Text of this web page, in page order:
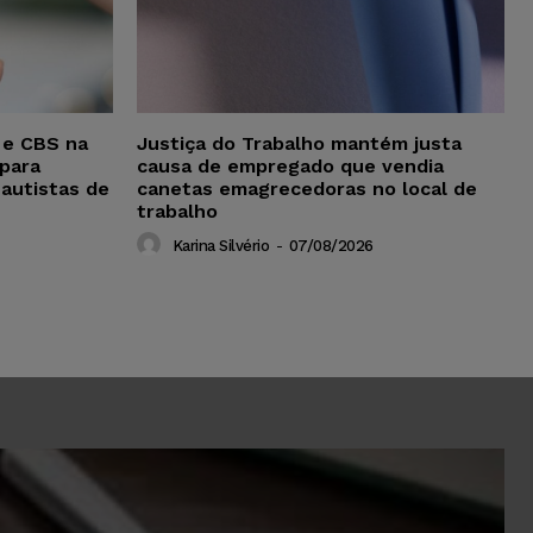
CBS na
de
Justiça do Trabalho mantém justa
causa de empregado que vendia
canetas emagrecedoras no local de
trabalho
Karina Silvério - 07/08/2026